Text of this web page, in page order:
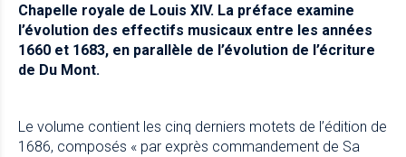
Chapelle royale de Louis XIV. La préface examine
l’évolution des effectifs musicaux entre les années
1660 et 1683, en parallèle de l’évolution de l’écriture
de Du Mont.
Le volume contient les cinq derniers motets de l’édition de
1686, composés « par exprès commandement de Sa